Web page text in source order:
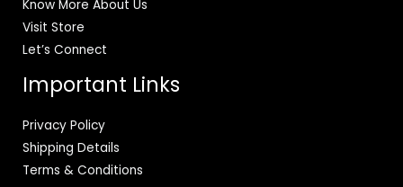
Know More About Us
Visit Store
Let’s Connect
Important Links
Privacy Policy
Shipping Details
Terms & Conditions